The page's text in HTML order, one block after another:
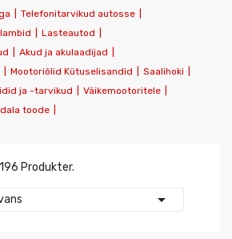
Telefonitarvikud autosse
Lasteautod
Akud ja akulaadijad
Mootoriõlid Kütuselisandid Saalihoki
ja -tarvikud Väikemootoritele
toode
Produkter.
